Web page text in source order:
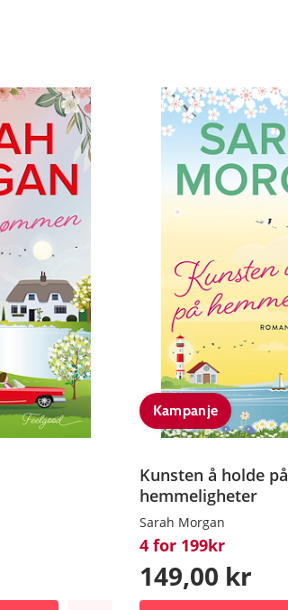
Kampanje
Kunsten å holde på
hemmeligheter
Sarah Morgan
4 for 199kr
149,00 kr